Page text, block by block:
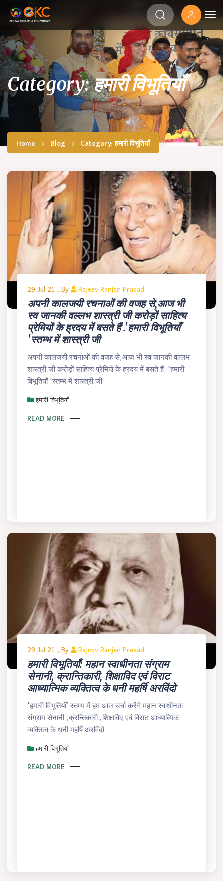
‎+91 85398 96180 info@gkcindia.org
Category: हमारी विभूतियाँ
Home Blog Category: हमारी विभूतियाँ
29 Jul 21 , By Rajeev Ranjan Prasad
अपनी कालजयी रचनाओं की वजह से,आज भी
स्व जानकी वल्लभ शास्त्री जी करोड़ों साहित्य
प्रेमियों के ह्रदय में बसते हैं .'हमारी विभूतियाँ
'स्तम्भ में शास्त्री जी
अपनी कालजयी रचनाओं की वजह से,आज भी स्व जानकी वल्लभ
शास्त्री जी करोड़ों साहित्य प्रेमियों के ह्रदय में बसते हैं .'हमारी
विभूतियाँ 'स्तम्भ में शास्त्री जी
हमारी विभूतियाँ
READ MORE
29 Jul 21 , By Rajeev Ranjan Prasad
हमारी विभूतियाँ: महान स्वाधीनता संग्राम
सेनानी, क्रान्तिकारी, शिक्षाविद एवं विराट
आध्यात्मिक व्यक्तित्व के धनी महर्षि अरविंदो
'हमारी विभूतियाँ’ स्तम्भ में हम आज चर्चा करेंगे महान स्वाधीनता
संग्राम सेनानी ,क्रन्तिकारी ,शिक्षाविद एवं विराट आध्यात्मिक
व्यक्तित्व के धनी महर्षि अरविंदो
हमारी विभूतियाँ
READ MORE